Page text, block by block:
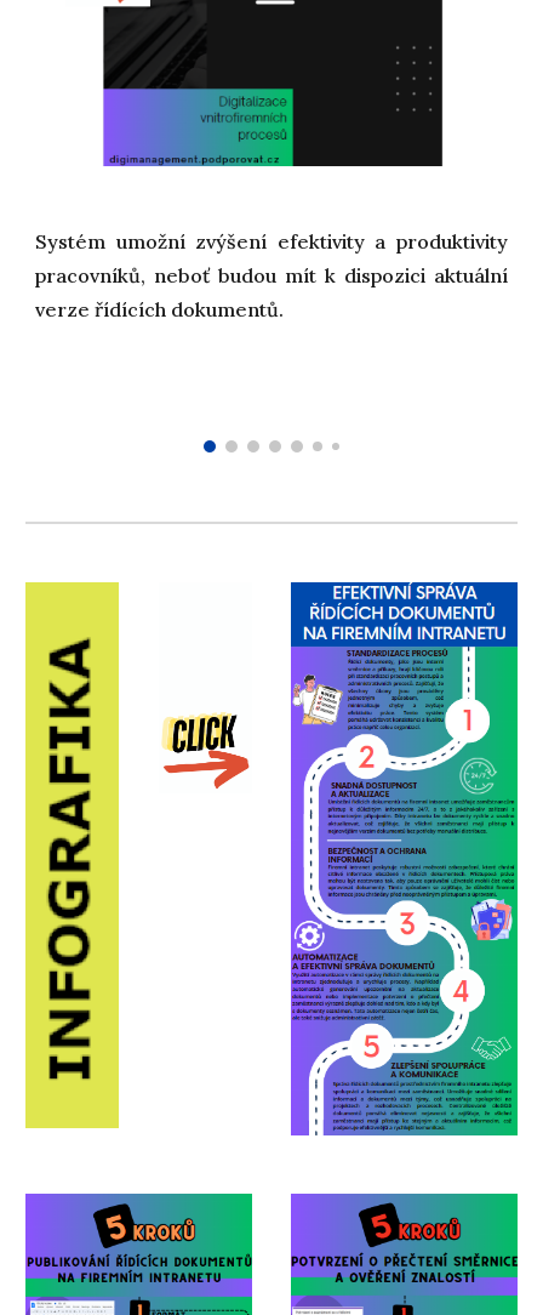
Systém umožní zvýšení efektivity a produktivity
pracovníků, neboť budou mít k dispozici aktuální
verze řídících dokumentů.